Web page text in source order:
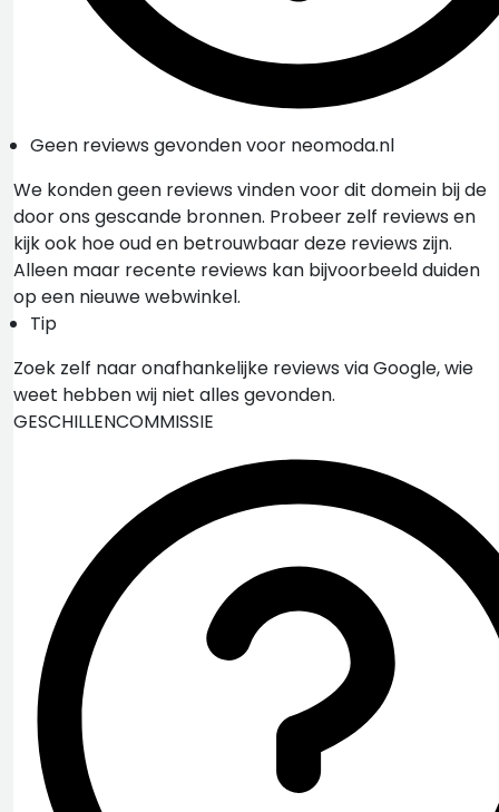
Geen reviews gevonden voor neomoda.nl
We konden geen reviews vinden voor dit domein bij de
door ons gescande bronnen. Probeer zelf reviews en
kijk ook hoe oud en betrouwbaar deze reviews zijn.
Alleen maar recente reviews kan bijvoorbeeld duiden
op een nieuwe webwinkel.
Tip
Zoek zelf naar onafhankelijke reviews via Google, wie
weet hebben wij niet alles gevonden.
GESCHILLENCOMMISSIE